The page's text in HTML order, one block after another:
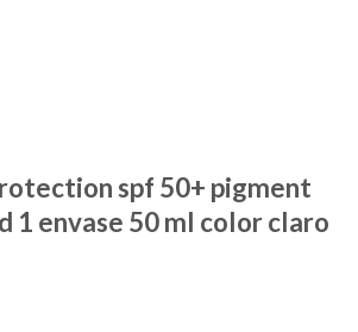
spf 50+ pigment
envase 50 ml color claro